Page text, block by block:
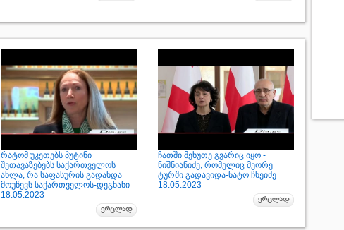
რატომ უკეთებს პუტინი
შეთავაზებებს საქართველოს
ახლა, რა საფასურის გადახდა
მოუწევს საქართველოს-დეგნანი
18.05.2023
ჩათში მეხუთე გვარიც იყო -
ნიშნიანიძე, რომელიც მეორე
ტურში გადავიდა-ნატო ჩხეიძე
18.05.2023